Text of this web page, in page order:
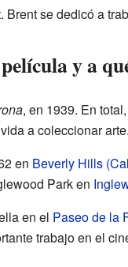
se dedicó a
y a
, en 1939. En
a coleccionar arte.
en Beverly Hills
Park en
en el Paseo de la
trabajo en el